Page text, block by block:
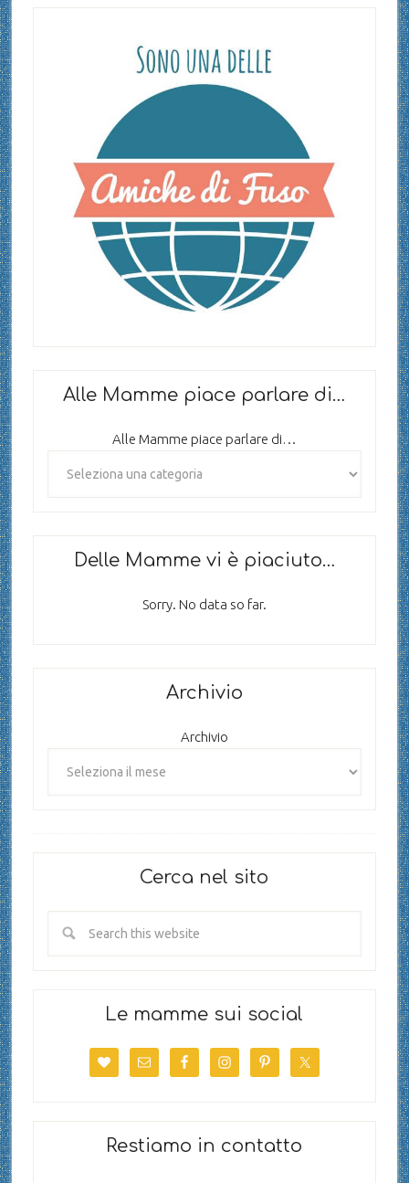
Alle Mamme piace parlare di…
Alle Mamme piace parlare di…
Delle Mamme vi è piaciuto…
Sorry. No data so far.
Archivio
Archivio
Cerca nel sito
Le mamme sui social
Restiamo in contatto